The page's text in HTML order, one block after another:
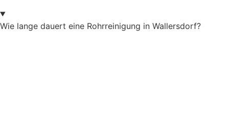
Wie lange dauert eine Rohrreinigung in Wallersdorf?